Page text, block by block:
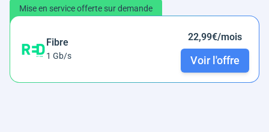
Mise en service offerte sur demande
Fibre
1 Gb/s
22,99€/mois
Voir l'offre